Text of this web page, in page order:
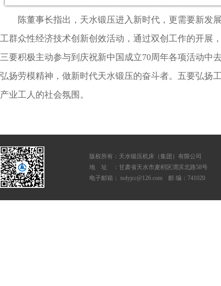
陈董事长指出，天水锻压进入新时代，更需要新发展
工群众性经济技术创新创效活动，通过双创工作的开展
三要积极主动参与到庆祝新中国成立70周年各项活动中
弘扬劳模精神，做新时代天水锻压的奋斗者。五要弘扬
产业工人的社会氛围。
版权所有：天水锻压机床（集团）有限公司
地 址 ：甘肃省天水市麦积区渭滨北路58号
电子邮箱： tsdyjcc@126.com 邮 编：741020